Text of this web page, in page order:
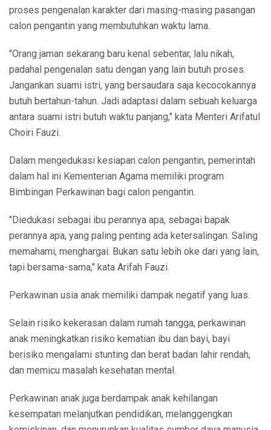
proses pengenalan karakter dari masing-masing pasangan
calon pengantin yang membutuhkan waktu lama.
"Orang jaman sekarang baru kenal sebentar, lalu nikah,
padahal pengenalan satu dengan yang lain butuh proses.
Jangankan suami istri, yang bersaudara saja kecocokannya
butuh bertahun-tahun. Jadi adaptasi dalam sebuah keluarga
antara suami istri butuh waktu panjang," kata Menteri Arifatul
Choiri Fauzi.
Dalam mengedukasi kesiapan calon pengantin, pemerintah
dalam hal ini Kementerian Agama memiliki program
Bimbingan Perkawinan bagi calon pengantin.
"Diedukasi sebagai ibu perannya apa, sebagai bapak
perannya apa, yang paling penting ada ketersalingan. Saling
memahami, menghargai. Bukan satu lebih oke dari yang lain,
tapi bersama-sama," kata Arifah Fauzi.
Perkawinan usia anak memiliki dampak negatif yang luas.
Selain risiko kekerasan dalam rumah tangga, perkawinan
anak meningkatkan risiko kematian ibu dan bayi, bayi
berisiko mengalami stunting dan berat badan lahir rendah,
dan memicu masalah kesehatan mental.
Perkawinan anak juga berdampak anak kehilangan
kesempatan melanjutkan pendidikan, melanggengkan